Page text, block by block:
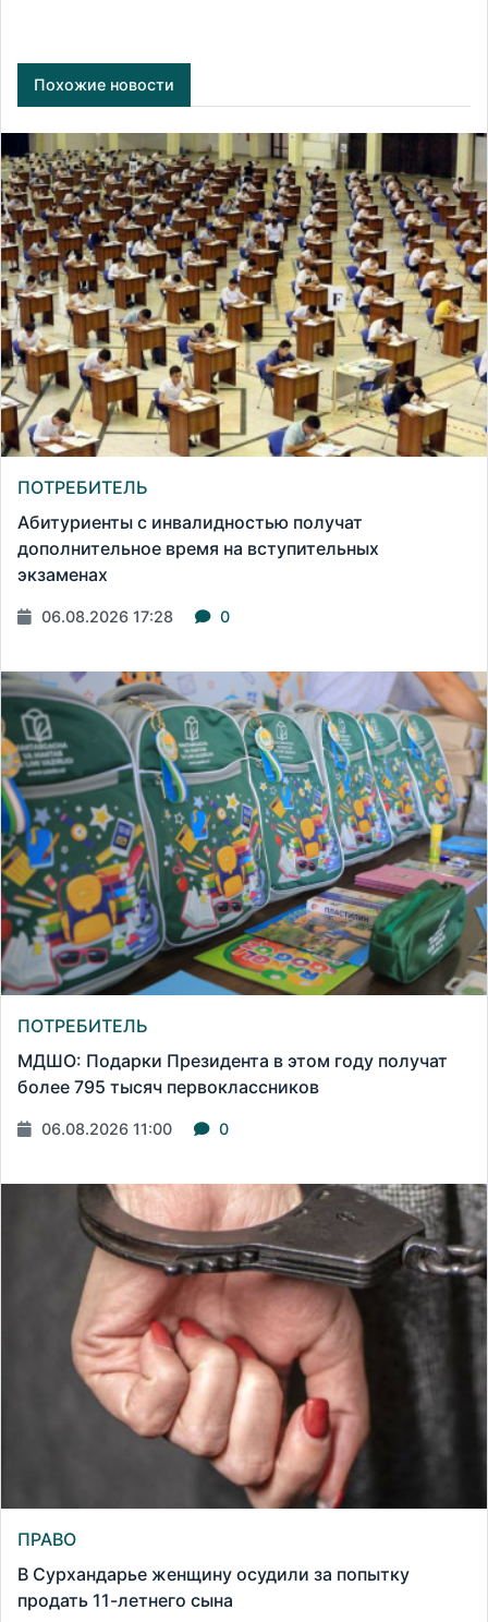
Похожие новости
ПОТРЕБИТЕЛЬ
Абитуриенты с инвалидностью получат
дополнительное время на вступительных
экзаменах
06.08.2026 17:28 0
ПОТРЕБИТЕЛЬ
МДШО: Подарки Президента в этом году получат
более 795 тысяч первоклассников
06.08.2026 11:00 0
ПРАВО
В Сурхандарье женщину осудили за попытку
продать 11-летнего сына